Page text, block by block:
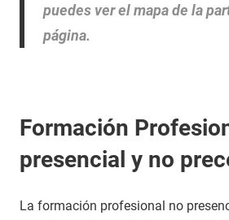
puedes ver el mapa de la
página.
Formación
presencial y no
La formación profesional no